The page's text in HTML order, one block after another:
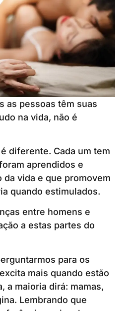
as pessoas têm suas
na vida, não é
diferente. Cada um tem
aprendidos e
da vida e que promovem
quando estimulados.
entre homens e
a estas partes do
para os
mais quando estão
a maioria dirá: mamas,
Lembrando que